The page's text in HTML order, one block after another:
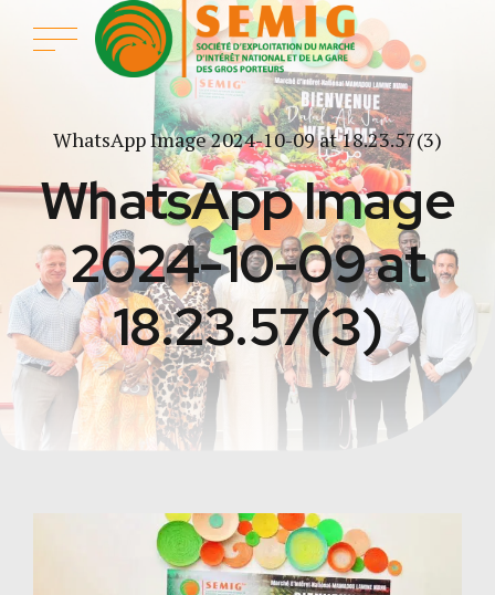
WhatsApp Image 2024-10-09 at 18.23.57(3)
WhatsApp Image
2024-10-09 at
18.23.57(3)